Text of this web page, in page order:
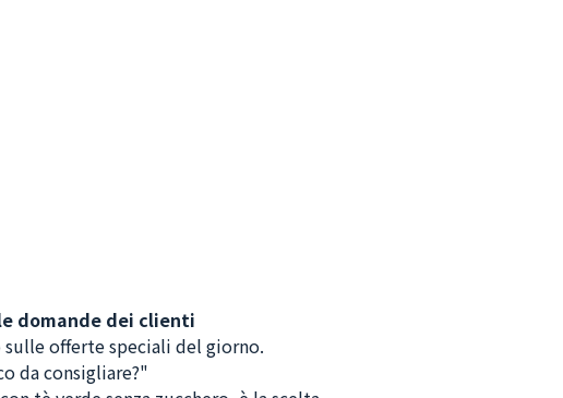
domande dei clienti
offerte speciali del giorno.
da consigliare?"